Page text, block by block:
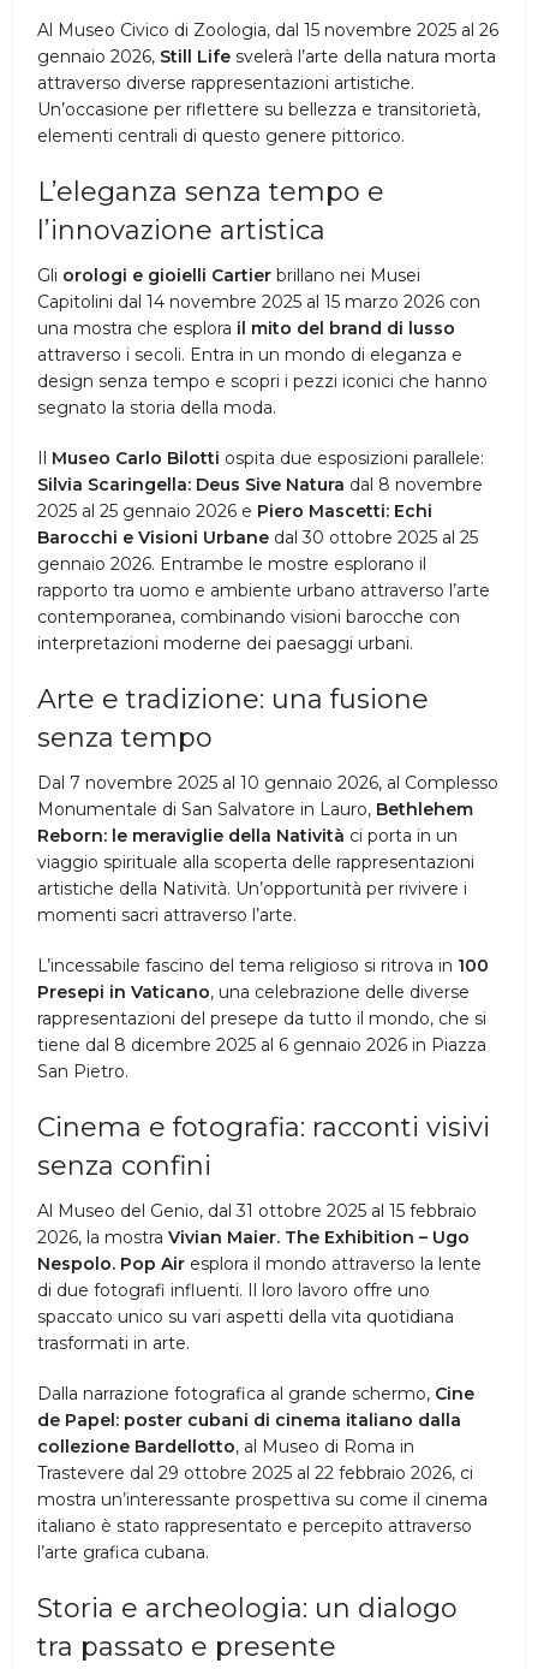
Al Museo Civico di Zoologia, dal 15 novembre 2025 al 26
gennaio 2026, Still Life svelerà l’arte della natura morta
attraverso diverse rappresentazioni artistiche.
Un’occasione per riflettere su bellezza e transitorietà,
elementi centrali di questo genere pittorico.
L’eleganza senza tempo e
l’innovazione artistica
Gli orologi e gioielli Cartier brillano nei Musei
Capitolini dal 14 novembre 2025 al 15 marzo 2026 con
una mostra che esplora il mito del brand di lusso
attraverso i secoli. Entra in un mondo di eleganza e
design senza tempo e scopri i pezzi iconici che hanno
segnato la storia della moda.
Il Museo Carlo Bilotti ospita due esposizioni parallele:
Silvia Scaringella: Deus Sive Natura dal 8 novembre
2025 al 25 gennaio 2026 e Piero Mascetti: Echi
Barocchi e Visioni Urbane dal 30 ottobre 2025 al 25
gennaio 2026. Entrambe le mostre esplorano il
rapporto tra uomo e ambiente urbano attraverso l’arte
contemporanea, combinando visioni barocche con
interpretazioni moderne dei paesaggi urbani.
Arte e tradizione: una fusione
senza tempo
Dal 7 novembre 2025 al 10 gennaio 2026, al Complesso
Monumentale di San Salvatore in Lauro, Bethlehem
Reborn: le meraviglie della Natività ci porta in un
viaggio spirituale alla scoperta delle rappresentazioni
artistiche della Natività. Un’opportunità per rivivere i
momenti sacri attraverso l’arte.
L’incessabile fascino del tema religioso si ritrova in 100
Presepi in Vaticano, una celebrazione delle diverse
rappresentazioni del presepe da tutto il mondo, che si
tiene dal 8 dicembre 2025 al 6 gennaio 2026 in Piazza
San Pietro.
Cinema e fotografia: racconti visivi
senza confini
Al Museo del Genio, dal 31 ottobre 2025 al 15 febbraio
2026, la mostraVivian Maier. The Exhibition – Ugo
Nespolo. Pop Air esplora il mondo attraverso la lente
di due fotografi influenti. Il loro lavoro offre uno
spaccato unico su vari aspetti della vita quotidiana
trasformati in arte.
Dalla narrazione fotografica al grande schermo, Cine
de Papel: poster cubani di cinema italiano dalla
collezione Bardellotto, al Museo di Roma in
Trastevere dal 29 ottobre 2025 al 22 febbraio 2026, ci
mostra un’interessante prospettiva su come il cinema
italiano è stato rappresentato e percepito attraverso
l’arte grafica cubana.
Storia e archeologia: un dialogo
tra passato e presente